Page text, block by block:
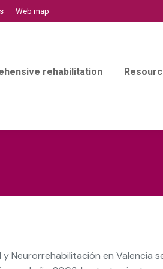
Web map
rehabilitation
Neurorrehabilitación en Valencia